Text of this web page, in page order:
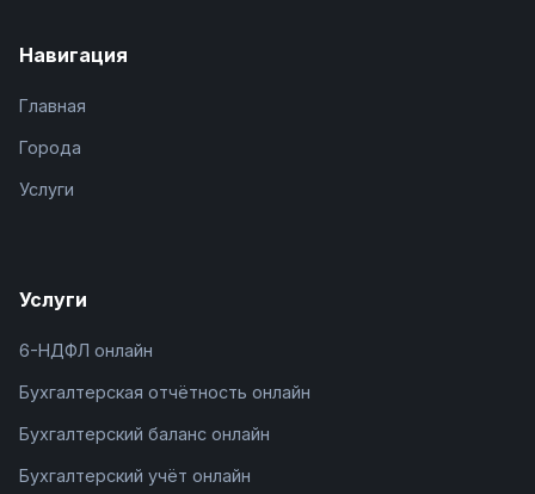
Навигация
Главная
Города
Услуги
Услуги
6-НДФЛ онлайн
Бухгалтерская отчётность онлайн
Бухгалтерский баланс онлайн
Бухгалтерский учёт онлайн